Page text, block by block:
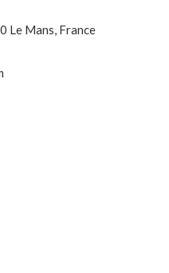
Le Mans, France